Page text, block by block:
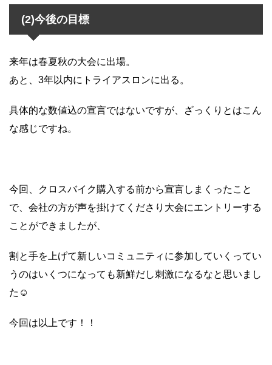
(2)今後の目標
来年は春夏秋の大会に出場。
あと、3年以内にトライアスロンに出る。
具体的な数値込の宣言ではないですが、ざっくりとはこん
な感じですね。
今回、クロスバイク購入する前から宣言しまくったこと
で、会社の方が声を掛けてくださり大会にエントリーする
ことができましたが、
割と手を上げて新しいコミュニティに参加していくってい
うのはいくつになっても新鮮だし刺激になるなと思いまし
た☺️
今回は以上です！！